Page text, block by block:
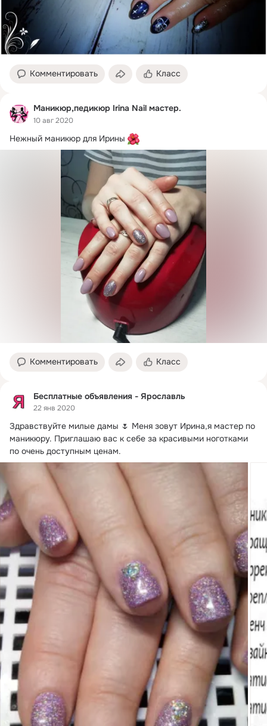
Комментировать Класс
Маникюр,педикюр Irina Nail мастер.
10 авг 2020
Нежный маникюр для Ирины
Комментировать Класс
Бесплатные объявления - Ярославль
22 янв 2020
Здравствуйте милые дамы 🌷 Меня зовут Ирина,я мастер по
маникюру. Приглашаю вас к себе за красивыми ноготками
по очень доступным ценам.